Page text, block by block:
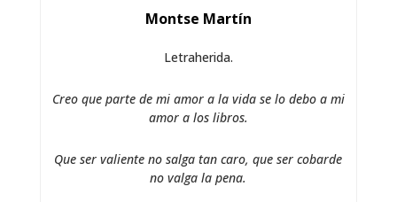
Montse Martín
Letraherida.
Creo que parte de mi amor a la vida se lo debo a mi
amor a los libros.
Que ser valiente no salga tan caro, que ser cobarde
no valga la pena.